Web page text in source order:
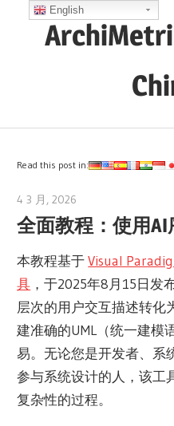
Ops,
Agile
and
More
Read this post in:
4 3 月, 2026
全面教程：使用
本教程基于Visual
具 ，于2025年8月15日发
层次的用户交互描述转化
建准确的UML（统一建模
易。无论您是开发者、系
参与系统设计的人，该工
复杂性的过程。
English